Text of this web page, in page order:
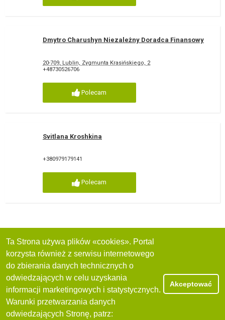
Dmytro Charushyn Niezależny Doradca Finansowy
20-709, Lublin, Zygmunta Krasińskiego, 2
+48730526706
Polecam
Svitlana Kroshkina
+380979179141
Polecam
Ta Strona używa plików «cookies». Portal
korzysta również z serwisu internetowego
do zbierania danych technicznych o
odwiedzających w celu uzyskania
informacji marketingowych i statystycznych.
Warunki przetwarzania danych
odwiedzających Stronę, patrz:
Akceptować